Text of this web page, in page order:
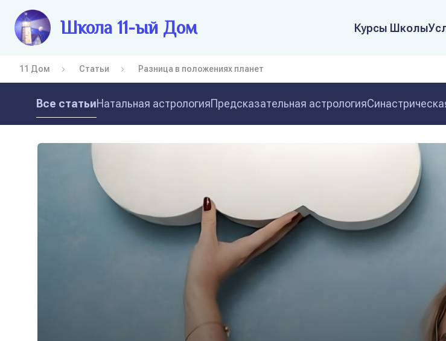
Школа 11-ый Дом Курсы Школы
11 Дом Статьи Разница в положениях планет
Все статьиНатальная астрологияПредсказательная астрология